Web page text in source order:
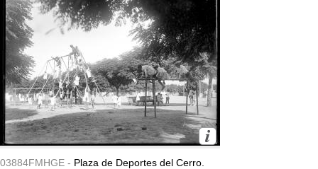
03884FMHGE - Plaza de Deportes del Cerro.